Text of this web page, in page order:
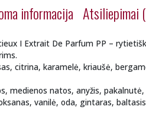
informacija Atsiliepimai
I Extrait De Parfum PP –
citrina, karamelė, kriaušė,
medienos natos, anyžis,
vanilė, oda, gintaras,